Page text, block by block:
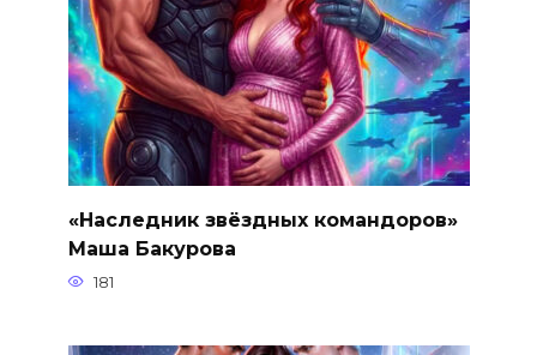
«Наследник звёздных командоров»
Маша Бакурова
181